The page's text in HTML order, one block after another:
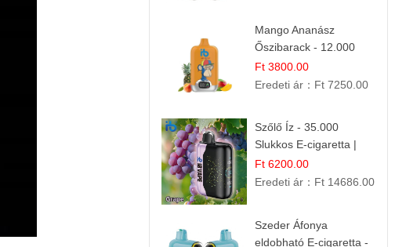
Mango Ananász
Őszibarack - 12.000
Slukkos eldobható e-
Cigaretta
Ft 3800.00
Eredeti ár： Ft 7250.00
Szőlő Íz - 35.000
Slukkos E-cigaretta |
Friss Gyümölcs Aroma
Ft 6200.00
Eredeti ár： Ft 14686.00
Szeder Áfonya
eldobható E-cigaretta -